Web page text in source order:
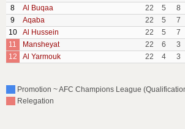
8
Al Buqaa 22 5 8
9
Aqaba 22 5 7
10
Al Hussein 22 5 7
11
Mansheyat 22 6 3
12
Al Yarmouk 22 4 3
Promotion ~ AFC Champions League
Relegation